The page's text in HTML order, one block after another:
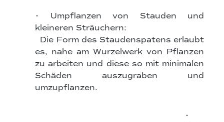
• Umpflanzen von Stauden und
kleineren Sträuchern:
Die Form des Staudenspatens erlaubt
es, nahe am Wurzelwerk von Pflanzen
zu arbeiten und diese so mit minimalen
Schäden auszugraben und
umzupflanzen.
•